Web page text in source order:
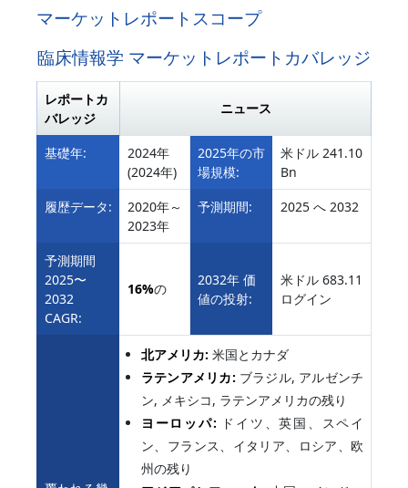
マーケットレポートスコープ
臨床情報学 マーケットレポートカバレッジ
レポートカ
バレッジ
ニュース
基礎年:
2024年
(2024年)
2025年の市
場規模:
米ドル 241.10
Bn
履歴データ:
2020年～
2023年
予測期間: 2025 へ 2032
予測期間
2025〜
2032
CAGR:
16%の
2032年 価
値の投射:
米ドル 683.11
ログイン
北アメリカ: 米国とカナダ
ラテンアメリカ: ブラジル, アルゼンチ
ン, メキシコ, ラテンアメリカの残り
ヨーロッパ: ドイツ、英国、スペイ
ン、フランス、イタリア、ロシア、欧
州の残り